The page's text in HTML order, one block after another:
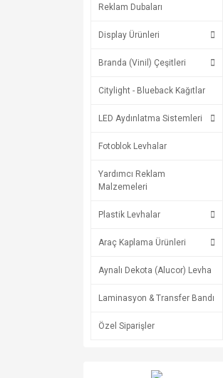
Reklam Dubaları
Display Ürünleri
Branda (Vinil) Çeşitleri
Citylight - Blueback Kağıtlar
LED Aydınlatma Sistemleri
Fotoblok Levhalar
Yardımcı Reklam
Malzemeleri
Plastik Levhalar
Araç Kaplama Ürünleri
Aynalı Dekota (Alucor) Levha
Laminasyon & Transfer Bandı
Özel Siparişler